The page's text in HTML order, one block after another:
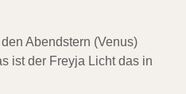
Abendstern (Venus)
ist der Freyja Licht das in